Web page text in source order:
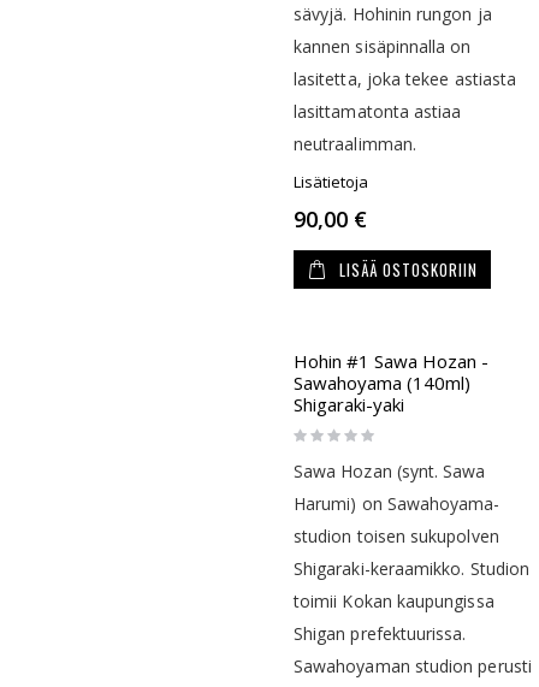
sävyjä. Hohinin rungon ja
kannen sisäpinnalla on
lasitetta, joka tekee astiasta
lasittamatonta astiaa
neutraalimman.
Lisätietoja
90,00 €
LISÄÄ OSTOSKORIIN
Hohin #1 Sawa Hozan -
Sawahoyama (140ml)
Shigaraki-yaki
Rating:
0%
Sawa Hozan (synt. Sawa
Harumi) on Sawahoyama-
studion toisen sukupolven
Shigaraki-keraamikko. Studion
toimii Kokan kaupungissa
Shigan prefektuurissa.
Sawahoyaman studion perusti